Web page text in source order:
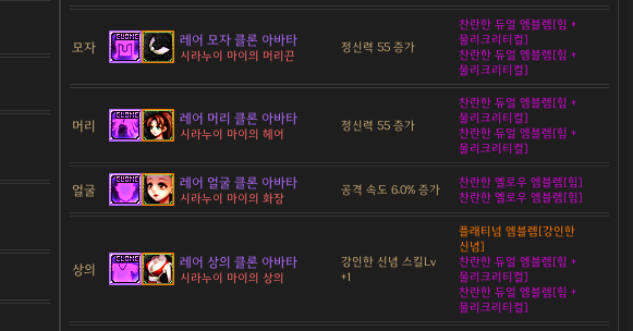
모자 레어 모자 클론 아바타
시라누이 마이의 머리끈
정신력 55 증가
찬란한 듀얼 엠블렘[힘 +
물리크리티컬]
찬란한 듀얼 엠블렘[힘 +
물리크리티컬]
머리 레어 머리 클론 아바타
시라누이 마이의 헤어
정신력 55 증가
찬란한 듀얼 엠블렘[힘 +
물리크리티컬]
찬란한 듀얼 엠블렘[힘 +
물리크리티컬]
얼굴 레어 얼굴 클론 아바타
시라누이 마이의 화장
공격 속도 6.0% 증가
찬란한 옐로우 엠블렘[힘]
찬란한 옐로우 엠블렘[힘]
상의 레어 상의 클론 아바타
시라누이 마이의 상의
강인한 신념 스킬Lv
+1
플래티넘 엠블렘[강인한
신념]
찬란한 듀얼 엠블렘[힘 +
물리크리티컬]
찬란한 듀얼 엠블렘[힘 +
물리크리티컬]